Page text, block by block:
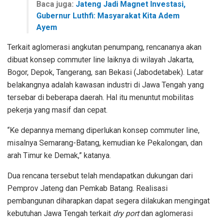
Baca juga: Jateng Jadi Magnet Investasi,
Gubernur Luthfi: Masyarakat Kita Adem
Ayem
Terkait aglomerasi angkutan penumpang, rencananya akan
dibuat konsep commuter line laiknya di wilayah Jakarta,
Bogor, Depok, Tangerang, san Bekasi (Jabodetabek). Latar
belakangnya adalah kawasan industri di Jawa Tengah yang
tersebar di beberapa daerah. Hal itu menuntut mobilitas
pekerja yang masif dan cepat.
“Ke depannya memang diperlukan konsep commuter line,
misalnya Semarang-Batang, kemudian ke Pekalongan, dan
arah Timur ke Demak,” katanya.
Dua rencana tersebut telah mendapatkan dukungan dari
Pemprov Jateng dan Pemkab Batang. Realisasi
pembangunan diharapkan dapat segera dilakukan mengingat
kebutuhan Jawa Tengah terkait dry portdan aglomerasi